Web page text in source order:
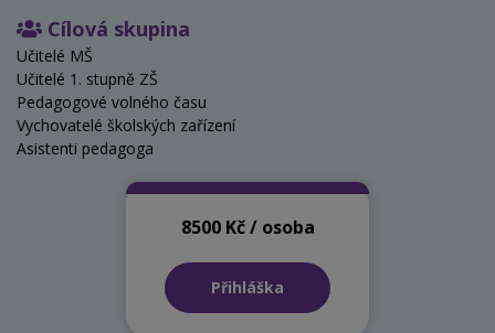
Cílová skupina
Učitelé MŠ
Učitelé 1. stupně ZŠ
Pedagogové volného času
Vychovatelé školských zařízení
Asistenti pedagoga
8500 Kč / osoba
Přihláška